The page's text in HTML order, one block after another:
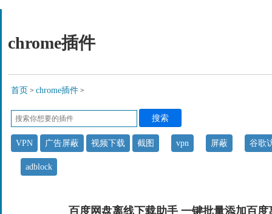
chrome插件
首页 > chrome插件 >
搜索
VPN 广告屏蔽 视频下载 截图 vpn 屏蔽 谷歌
adblock
百度网盘离线下载助手 一键批量添加百度